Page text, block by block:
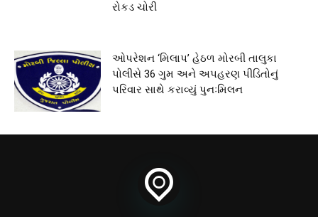
રોકડ ચોરી
ઓપરેશન ‘મિલાપ’ હેઠળ મોરબી તાલુકા
પોલીસે 36 ગુમ અને અપહરણ પીડિતોનું
પરિવાર સાથે કરાવ્યું પુનઃમિલન